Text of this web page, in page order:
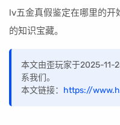
lv五金真假鉴定在哪里的开
的知识宝藏。
本文由歪玩家于2025-11-
系我们。
本文链接： https://